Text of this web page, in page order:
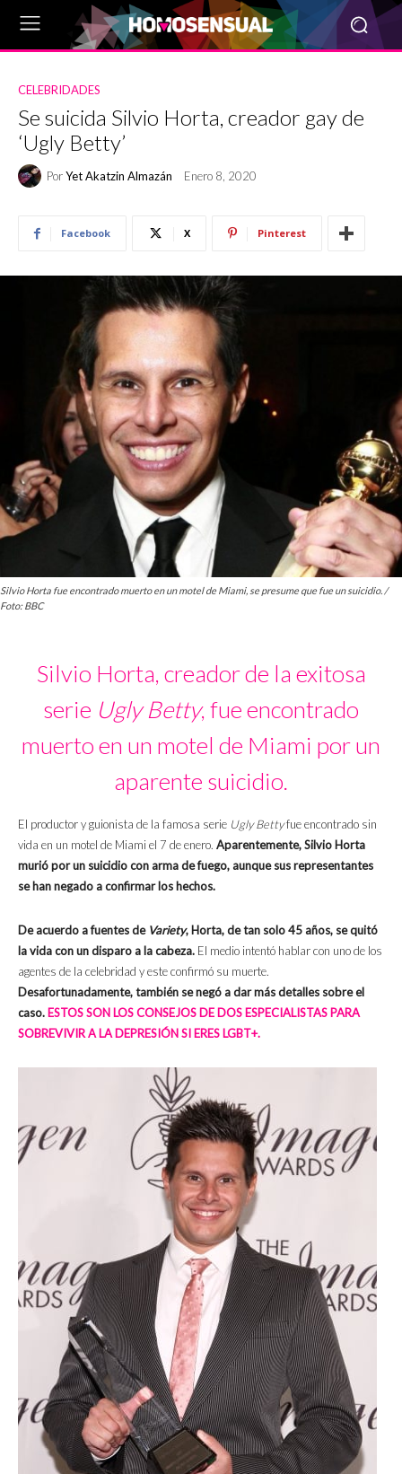
CELEBRIDADES
Se suicida Silvio Horta, creador gay de
‘Ugly Betty’
PorYet Akatzin Almazán Enero 8, 2020
Facebook X Pinterest
Silvio Horta fue encontrado muerto en un motel de Miami, se presume que fue un suicidio. /
Foto: BBC
Silvio Horta, creador de la exitosa
serie Ugly Betty, fue encontrado
muerto en un motel de Miami por un
aparente suicidio.
El productor y guionista de la famosa serie Ugly Bettyfue encontrado sin
vida en un motel de Miami el 7 de enero. Aparentemente, Silvio Horta
murió por un suicidio con arma de fuego, aunque sus representantes
se han negado a confirmar los hechos.
De acuerdo a fuentes de Variety, Horta, de tan solo 45 años, se quitó
la vida con un disparo a la cabeza. El medio intentó hablar con uno de los
agentes de la celebridad y este confirmó su muerte.
Desafortunadamente, también se negó a dar más detalles sobre el
caso. ESTOS SON LOS CONSEJOS DE DOS ESPECIALISTAS PARA
SOBREVIVIR A LA DEPRESIÓN SI ERES LGBT+.